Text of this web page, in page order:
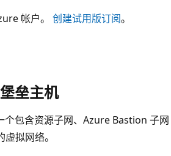
帐户。 创建试用版订阅。
垒主机
个包含资源子网、Azure Bastion 子网
拟网络。